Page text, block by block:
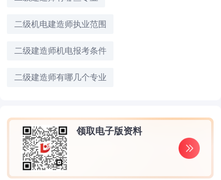
二级机电建造师执业范围
二级建造师机电报考条件
二级建造师有哪几个专业
领取电子版资料